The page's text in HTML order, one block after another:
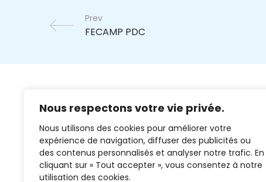
Nous respectons votre vie privée.
Nous utilisons des cookies pour améliorer votre
expérience de navigation, diffuser des publicités ou
des contenus personnalisés et analyser notre trafic. En
cliquant sur « Tout accepter », vous consentez à notre
utilisation des cookies.
Prev
02 37 38 00 78